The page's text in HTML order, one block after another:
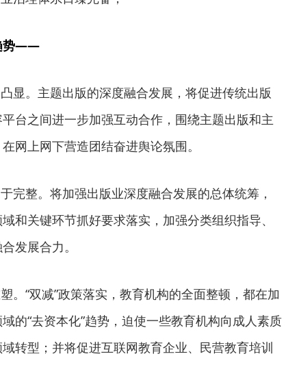
势——
。主题出版的深度融合发展，将促进传统出版
台之间进一步加强互动合作，围绕主题出版和主
网上网下营造团结奋进舆论氛围。
整。将加强出版业深度融合发展的总体统筹，
和关键环节抓好要求落实，加强分类组织指导、
发展合力。
“双减”政策落实，教育机构的全面整顿，都在加
的“去资本化”趋势，迫使一些教育机构向成人素质
转型；并将促进互联网教育企业、民营教育培训